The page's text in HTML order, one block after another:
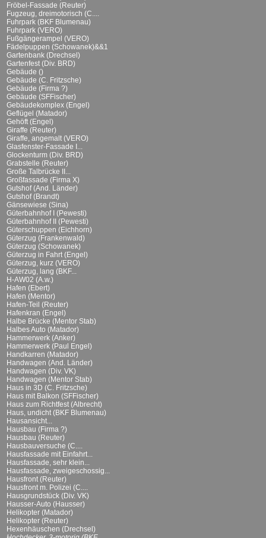
Fröbel-Fassade (Reuter)
Fugzeug, dreimotorisch (C....
Fuhrpark (BKF Blumenau)
Fuhrpark (VERO)
Fußgängerampel (VERO)
Fädelpuppen (Schowanek)&&1
Gartenbank (Drechsel)
Gartenfest (Div. BRD)
Gebäude ()
Gebäude (C. Fritzsche)
Gebäude (Firma ?)
Gebäude (SFFischer)
Gebäudekomplex (Engel)
Geflügel (Matador)
Gehöft (Engel)
Giraffe (Reuter)
Giraffe, angemalt (VERO)
Glasfenster-Fassade I...
Glockenturm (Div. BRD)
Grabstelle (Reuter)
Große Talbrücke II...
Großfassade (Firma X)
Gutshof (And. Länder)
Gutshof (Brandt)
Gänsewiese (Sina)
Güterbahnhof I (Pewesti)
Güterbahnhof II (Pewesti)
Güterschuppen (Eichhorn)
Güterzug (Frankenwald)
Güterzug (Schowanek)
Güterzug in Fahrt (Engel)
Güterzug, kurz (VERO)
Güterzug, lang (BKF...
H-AW02 (A.w.)
Hafen (Ebert)
Hafen (Mentor)
Hafen-Teil (Reuter)
Hafenkran (Engel)
Halbe Brücke (Mentor Stab)
Halbes Auto (Matador)
Hammerwerk (Anker)
Hammerwerk (Paul Engel)
Handkarren (Matador)
Handwagen (And. Länder)
Handwagen (Div. VK)
Handwagen (Mentor Stab)
Haus in 3D (C. Fritzsche)
Haus mit Balkon (SFFischer)
Haus zum Richtfest (Albrecht)
Haus, undicht (BKF Blumenau)
Hausansicht...
Hausbau (Firma ?)
Hausbau (Reuter)
Hausbauversuche (C....
Hausfassade mit Einfahrt...
Hausfassade, sehr klein...
Hausfassade, zweigeschossig...
Hausfront (Reuter)
Hausfront m. Polizei (C....
Hausgrundstück (Div. VK)
Hausser-Auto (Hausser)
Helikopter (Matador)
Helikopter (Reuter)
Hexenhäuschen (Drechsel)